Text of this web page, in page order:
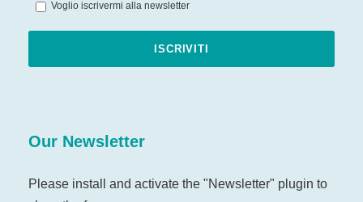
Voglio iscrivermi alla newsletter
Our Newsletter
Please install and activate the "Newsletter" plugin to